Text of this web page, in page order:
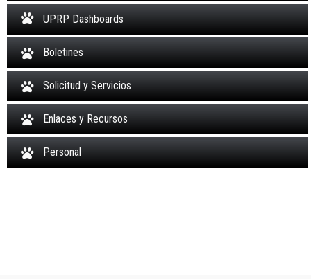
UPRP Dashboards
Boletines
Solicitud y Servicios
Enlaces y Recursos
Personal